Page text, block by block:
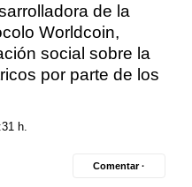
de la
Worldcoin,
social sobre la
por parte de los
h.
Comentar ·